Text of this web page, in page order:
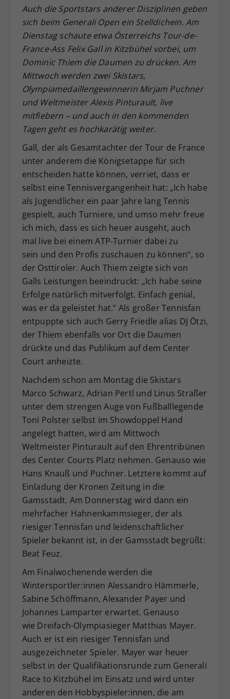
Auch die Sportstars anderer Disziplinen geben
sich beim Generali Open ein Stelldichein. Am
Dienstag schaute etwa Österreichs Tour-de-
France-Ass Felix Gall in Kitzbühel vorbei, um
Dominic Thiem die Daumen zu drücken. Am
Mittwoch werden zwei Skistars,
Olympiamedaillengewinnerin Mirjam Puchner
und Weltmeister Alexis Pinturault, live
mitfiebern – und auch in den kommenden
Tagen geht es hochkarätig weiter.
Gall, der als Gesamtachter der Tour de France
unter anderem die Königsetappe für sich
entscheiden hatte können, verriet, dass er
selbst eine Tennisvergangenheit hat: „Ich habe
als Jugendlicher ein paar Jahre lang Tennis
gespielt, auch Turniere, und umso mehr freue
ich mich, dass es sich heuer ausgeht, auch
mal live bei einem ATP-Turnier dabei zu
sein und den Profis zuschauen zu können“, so
der Osttiroler. Auch Thiem zeigte sich von
Galls Leistungen beeindruckt: „Ich habe seine
Erfolge natürlich mitverfolgt. Einfach genial,
was er da geleistet hat.“ Als großer Tennisfan
entpuppte sich auch Gerry Friedle alias DJ Ötzi,
der Thiem ebenfalls vor Ort die Daumen
drückte und das Publikum auf dem Center
Court anheizte.
Nachdem schon am Montag die Skistars
Marco Schwarz, Adrian Pertl und Linus Straßer
unter dem strengen Auge von Fußballlegende
Toni Polster selbst im Showdoppel Hand
angelegt hatten, wird am Mittwoch
Weltmeister Pinturault auf den Ehrentribünen
des Center Courts Platz nehmen. Genauso wie
Hans Knauß und Puchner. Letztere kommt auf
Einladung der Kronen Zeitung in die
Gamsstadt. Am Donnerstag wird dann ein
mehrfacher Hahnenkammsieger, der als
riesiger Tennisfan und leidenschaftlicher
Spieler bekannt ist, in der Gamsstadt begrüßt:
Beat Feuz.
Am Finalwochenende werden die
Wintersportler:innen Alessandro Hämmerle,
Sabine Schöffmann, Alexander Payer und
Johannes Lamparter erwartet. Genauso
wie Dreifach-Olympiasieger Matthias Mayer.
Auch er ist ein riesiger Tennisfan und
ausgezeichneter Spieler. Mayer war heuer
selbst in der Qualifikationsrunde zum Generali
Race to Kitzbühel im Einsatz und wird unter
anderen den Hobbyspieler:innen, die am
Zweck
Dieser Wert speichert Ihre Consent-
Einstellungen. Unter anderem eine
zufällig generierte ID, für die
historische Speicherung Ihrer
vorgenommen Einstellungen, falls der
hat.